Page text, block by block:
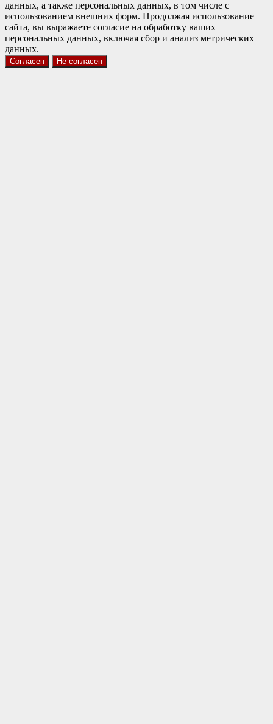
данных, а также персональных данных, в том числе с
использованием внешних форм. Продолжая использование
сайта, вы выражаете согласие на обработку ваших
персональных данных, включая сбор и анализ метрических
данных.
Согласен Не согласен